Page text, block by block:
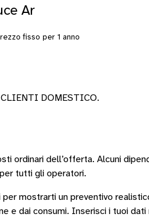
Ar
fisso per 1 anno
DOMESTICO.
ordinari dell’offerta. Alcuni
tutti gli operatori.
per mostrarti un preventivo
e dai consumi. Inserisci i tuoi